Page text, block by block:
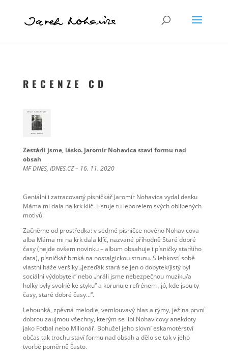
R E C E N Z E C D
Zestárli jsme, lásko. Jaromír Nohavica staví formu nad
obsah
MF DNES, IDNES.CZ – 16. 11. 2020
Geniální i zatracovaný písničkář Jaromír Nohavica vydal desku
Máma mi dala na krk klíč. Listuje tu leporelem svých oblíbených
motivů.
Začněme od prostředka: v sedmé písničce nového Nohavicova
alba Máma mi na krk dala klíč, nazvané příhodně Staré dobré
časy (nejde ovšem novinku – album obsahuje i písničky staršího
data), písničkář brnká na nostalgickou strunu. S lehkostí sobě
vlastní háže veršíky „jezeďák stará se jen o dobytek/jistý byl
sociální výdobytek“ nebo „hráli jsme nebezpečnou muziku/a
holky byly svolné ke styku“ a korunuje refrénem „jó, kde jsou ty
časy, staré dobré časy…“.
Lehounká, zpěvná melodie, vemlouvavý hlas a rýmy, jež na první
dobrou zaujmou všechny, kterým se líbí Nohavicovy anekdoty
jako Fotbal nebo Milionář. Bohužel jeho slovní eskamotérství
občas tak trochu staví formu nad obsah a dělo se tak v jeho
tvorbě poměrně často.